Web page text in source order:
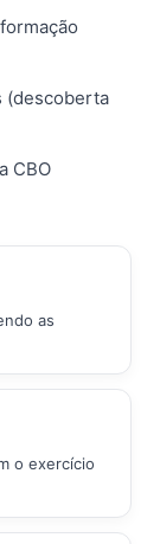
(descoberta
CBO
as
o exercício